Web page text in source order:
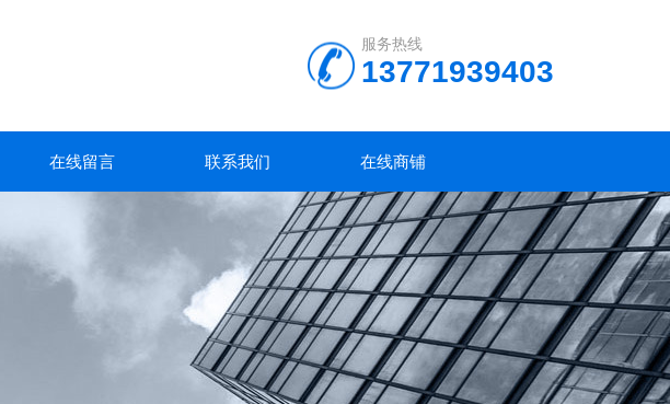
服务热线
13771939403
在线留言 联系我们 在线商铺